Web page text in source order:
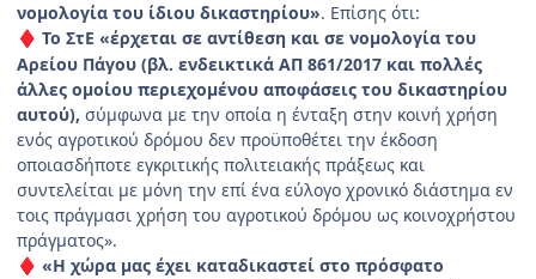
νομολογία του ίδιου δικαστηρίου». Επίσης ότι:
♦ Το ΣτΕ «έρχεται σε αντίθεση και σε νομολογία του
Αρείου Πάγου (βλ. ενδεικτικά ΑΠ 861/2017 και πολλές
άλλες ομοίου περιεχομένου αποφάσεις του δικαστηρίου
αυτού), σύμφωνα με την οποία η ένταξη στην κοινή χρήση
ενός αγροτικού δρόμου δεν προϋποθέτει την έκδοση
οποιασδήποτε εγκριτικής πολιτειακής πράξεως και
συντελείται με μόνη την επί ένα εύλογο χρονικό διάστημα εν
τοις πράγμασι χρήση του αγροτικού δρόμου ως κοινοχρήστου
πράγματος».
♦ «Η χώρα μας έχει καταδικαστεί στο πρόσφατο